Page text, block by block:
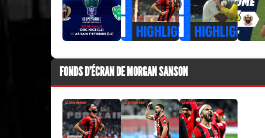
FONDS D'ÉCRAN DE MORGAN SANSON